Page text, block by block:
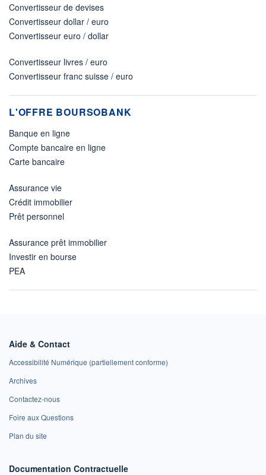
Convertisseur de devises
Convertisseur dollar / euro
Convertisseur euro / dollar
Convertisseur livres / euro
Convertisseur franc suisse / euro
L'OFFRE BOURSOBANK
Banque en ligne
Compte bancaire en ligne
Carte bancaire
Assurance vie
Crédit immobilier
Prêt personnel
Assurance prêt immobilier
Investir en bourse
PEA
Aide & Contact
Accessibilité Numérique (partiellement conforme)
Archives
Contactez-nous
Foire aux Questions
Plan du site
Documentation Contractuelle